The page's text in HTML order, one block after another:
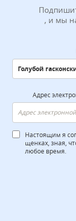
, и мы
Адрес
Настоящим я
щенках, зная,
любое время.